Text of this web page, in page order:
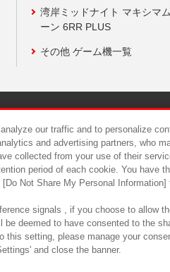
湾岸ミッドナイト マキシマ
ーン 6RR PLUS
その他 ゲーム機一覧
食品のご提供について カスタマ
our traffic and to personalize
and advertising partners, who
collected from your use of their
period of each cookie. You have
Not Share My Personal
signals , if you choose to allow
deemed to have consented to the
this setting, please manage your
and close the banner.